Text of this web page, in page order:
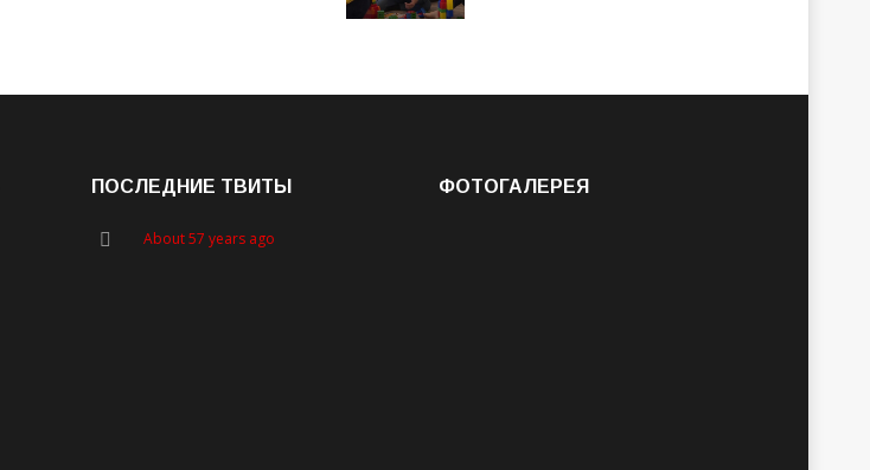
ПОСЛЕДНИЕ ТВИТЫ
About 57 years ago
ФОТОГАЛЕРЕЯ